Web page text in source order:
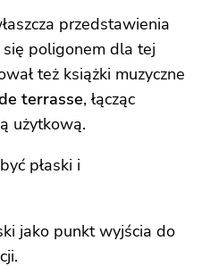
przedstawienia
poligonem dla tej
też książki muzyczne
terrasse, łącząc
użytkową.
płaski i
jako punkt wyjścia do